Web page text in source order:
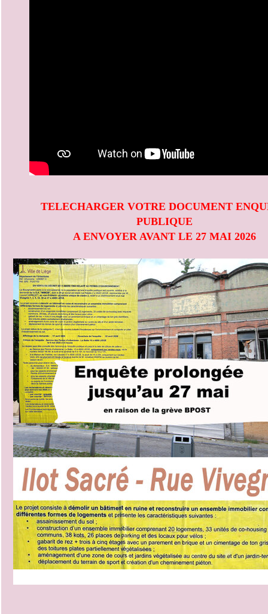
TELECHARGER VOTRE DOCUMENT
PUBLIQUE
A ENVOYER AVANT LE 27 MAI 2026